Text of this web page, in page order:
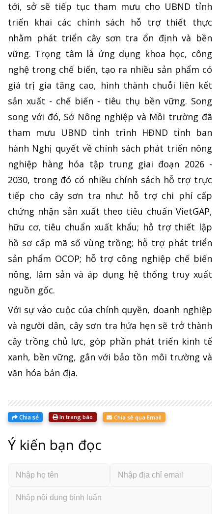
tới, sở sẽ tiếp tục tham mưu cho UBND tỉnh
triển khai các chính sách hỗ trợ thiết thực
nhằm phát triển cây sơn tra ổn định và bền
vững. Trọng tâm là ứng dụng khoa học, công
nghệ trong chế biến, tạo ra nhiều sản phẩm có
giá trị gia tăng cao, hình thành chuỗi liên kết
sản xuất - chế biến - tiêu thụ bền vững. Song
song với đó, Sở Nông nghiệp và Môi trường đã
tham mưu UBND tỉnh trình HĐND tỉnh ban
hành Nghị quyết về chính sách phát triển nông
nghiệp hàng hóa tập trung giai đoạn 2026 -
2030, trong đó có nhiều chính sách hỗ trợ trực
tiếp cho cây sơn tra như: hỗ trợ chi phí cấp
chứng nhận sản xuất theo tiêu chuẩn VietGAP,
hữu cơ, tiêu chuẩn xuất khẩu; hỗ trợ thiết lập
hồ sơ cấp mã số vùng trồng; hỗ trợ phát triển
sản phẩm OCOP; hỗ trợ công nghiệp chế biến
nông, lâm sản và áp dụng hệ thống truy xuất
nguồn gốc.
Với sự vào cuộc của chính quyền, doanh nghiệp
và người dân, cây sơn tra hứa hẹn sẽ trở thành
cây trồng chủ lực, góp phần phát triển kinh tế
xanh, bền vững, gắn với bảo tồn môi trường và
văn hóa bản địa.
Chia sẻ In trang báo Chia sẻ qua Email
Ý kiến bạn đọc